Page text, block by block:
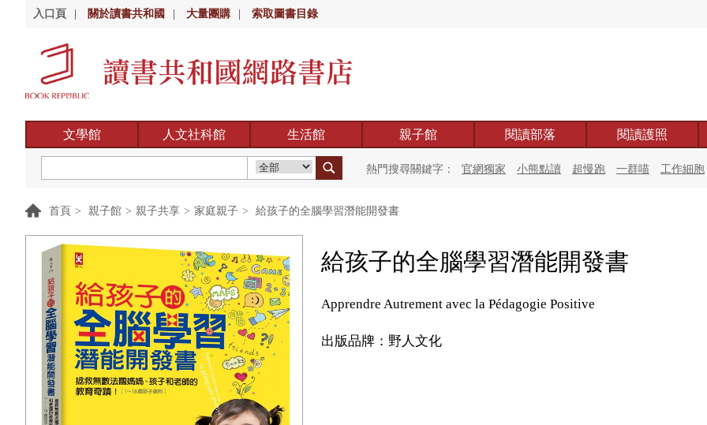
入口頁 關於讀書共和國 大量團購 索取圖書目錄
文學館 人文社科館 生活館 親子館 閱讀部落 閱讀護照
熱門搜尋關鍵字： 官網獨家 小熊點讀 超慢跑 一群喵 工作細胞
首頁 > 親子館 > 親子共享 > 家庭親子 > 給孩子的全腦學習潛能開發書
給孩子的全腦學習潛能開發書
Apprendre Autrement avec la Pédagogie Positive
出版品牌：野人文化